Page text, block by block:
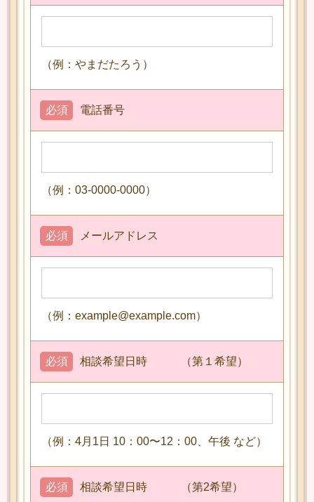
（例：やまだたろう）
電話番号
必須
（例：03-0000-0000）
メールアドレス
必須
（例：example@example.com）
相談希望日時 （第１希望）
必須
（例：4月1日 10：00〜12：00、午後 など）
相談希望日時 （第2希望）
必須